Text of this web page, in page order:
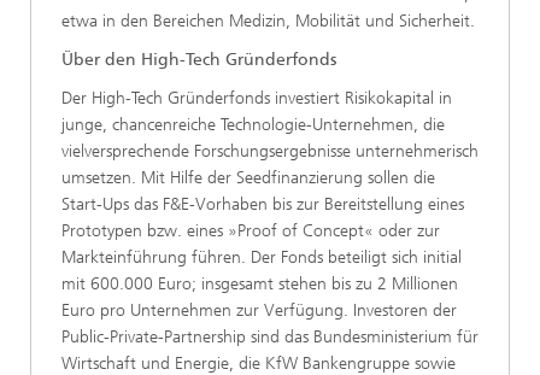
etwa in den Bereichen Medizin, Mobilität und Sicherheit.
Über den High-Tech Gründerfonds
Der High-Tech Gründerfonds investiert Risikokapital in
junge, chancenreiche Technologie-Unternehmen, die
vielversprechende Forschungsergebnisse unternehmerisch
umsetzen. Mit Hilfe der Seedfinanzierung sollen die
Start-Ups das F&E-Vorhaben bis zur Bereitstellung eines
Prototypen bzw. eines »Proof of Concept« oder zur
Markteinführung führen. Der Fonds beteiligt sich initial
mit 600.000 Euro; insgesamt stehen bis zu 2 Millionen
Euro pro Unternehmen zur Verfügung. Investoren der
Public-Private-Partnership sind das Bundesministerium für
Wirtschaft und Energie, die KfW Bankengruppe sowie